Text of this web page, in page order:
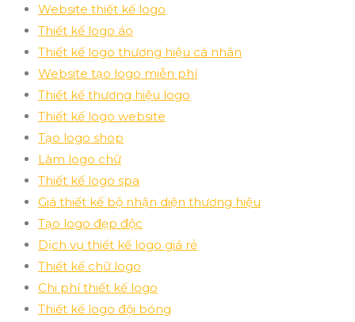
Website thiết kế logo
Thiết kế logo áo
Thiết kế logo thương hiệu cá nhân
Website tạo logo miễn phí
Thiết kế thương hiệu logo
Thiết kế logo website
Tạo logo shop
Làm logo chữ
Thiết kế logo spa
Giá thiết kế bộ nhận diện thương hiệu
Tạo logo đẹp độc
Dịch vụ thiết kế logo giá rẻ
Thiết kế chữ logo
Chi phí thiết kế logo
Thiết kế logo đội bóng